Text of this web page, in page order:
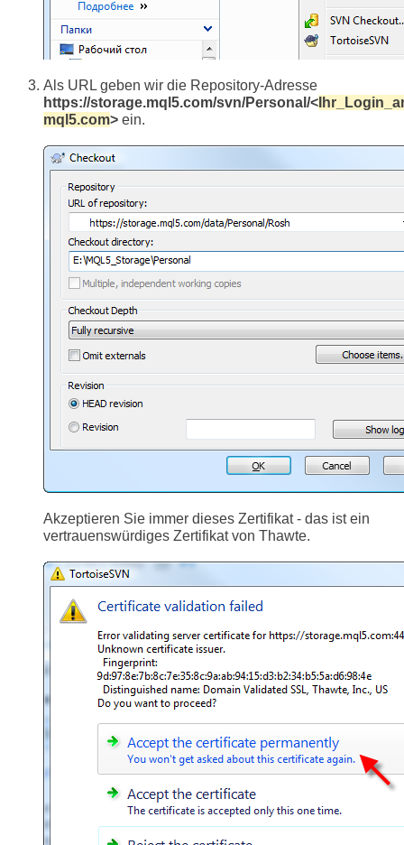
Als URL geben wir die Repository-Adresse
https://storage.mql5.com/svn/Personal/<
mql5.com> ein.
Akzeptieren Sie immer dieses Zertifikat - das ist ein
vertrauenswürdiges Zertifikat von Thawte.